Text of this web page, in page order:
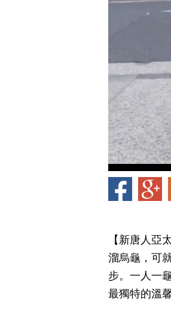
【新唐人亞
溜烏龜，可
步。一人一
最獨特的溫